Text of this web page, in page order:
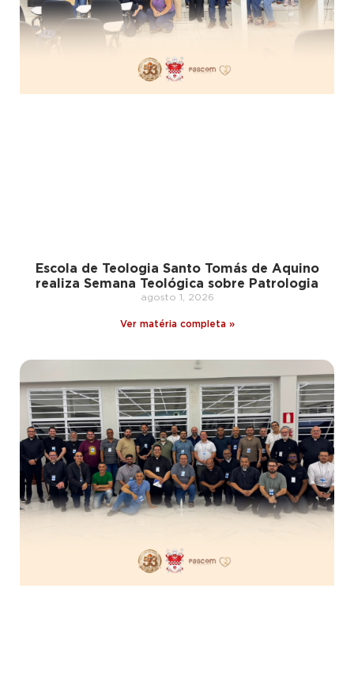
Escola de Teologia Santo Tomás de Aquino
realiza Semana Teológica sobre Patrologia
agosto 1, 2026
Ver matéria completa »